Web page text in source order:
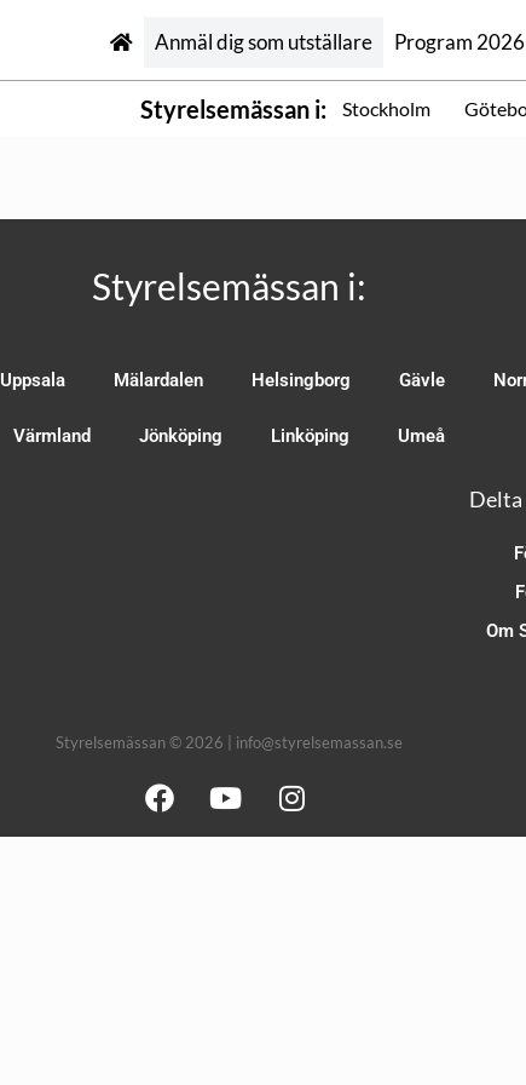
Anmäl dig som utställare Program 2026
Styrelsemässan i: Stockholm
Styrelsemässan i:
Uppsala Mälardalen Helsingborg Gävle
Värmland Jönköping Linköping Umeå
Delta
Om
Styrelsemässan © 2026 | info@styrelsemassan.se